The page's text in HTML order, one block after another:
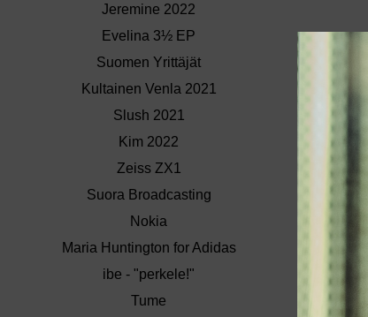
Jeremine 2022
Evelina 3½ EP
Suomen Yrittäjät
Kultainen Venla 2021
Slush 2021
Kim 2022
Zeiss ZX1
Suora Broadcasting
Nokia
Maria Huntington for Adidas
ibe - "perkele!"
Tume